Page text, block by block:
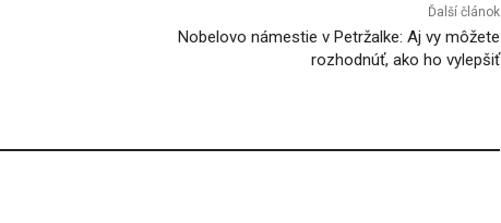
Ďalší článok
Nobelovo námestie v Petržalke: Aj vy môžete
rozhodnúť, ako ho vylepšiť